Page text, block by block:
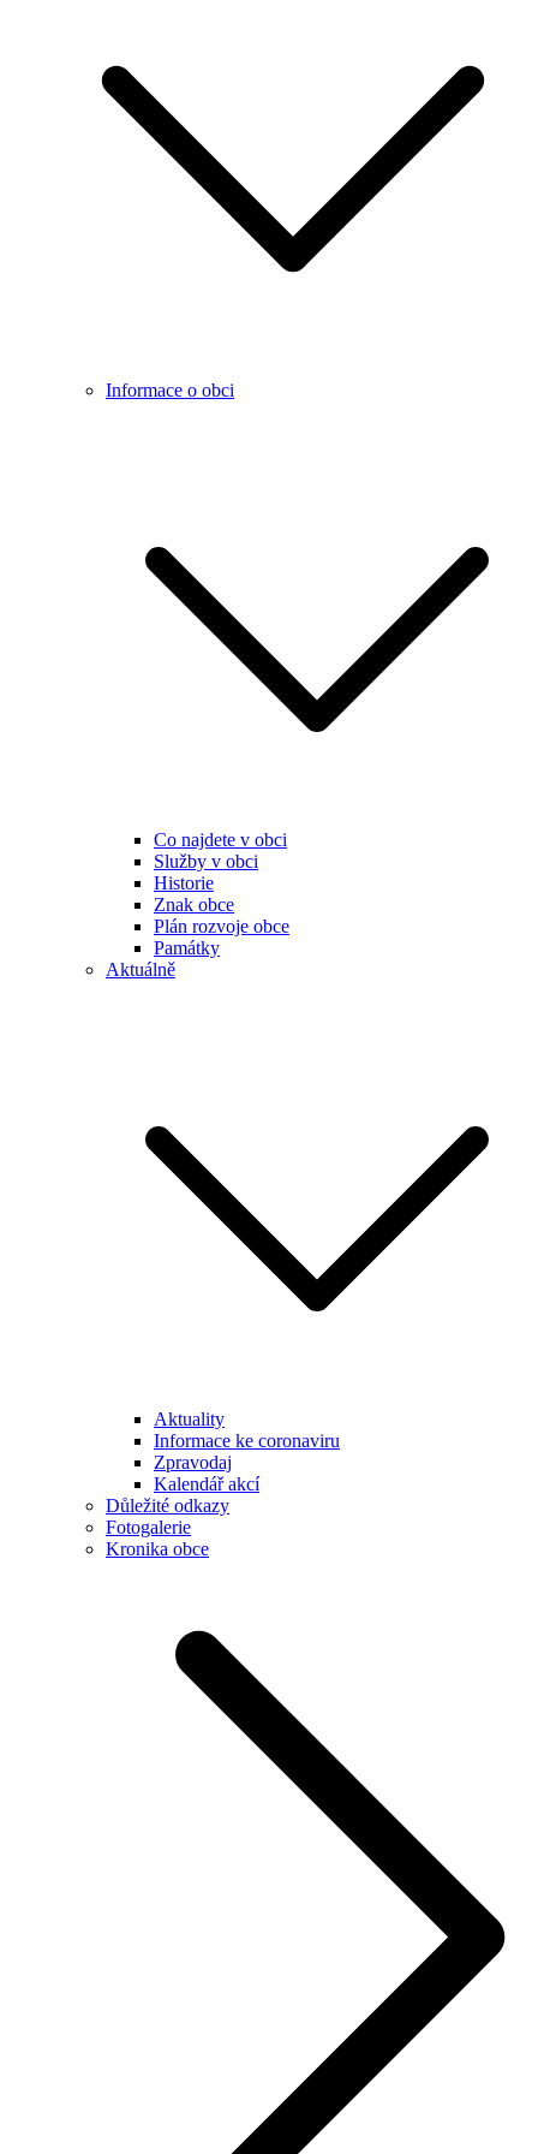
Informace o obci
Co najdete v obci
Služby v obci
Historie
Znak obce
Plán rozvoje obce
Památky
Aktuálně
Aktuality
Informace ke coronaviru
Zpravodaj
Kalendář akcí
Důležité odkazy
Fotogalerie
Kronika obce